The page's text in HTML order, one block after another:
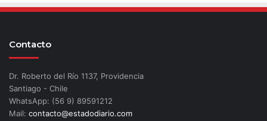
Contacto
Dr. Roberto del Río 1137, Providencia
Santiago - Chile
WhatsApp: (56 9) 89591212
Mail: contacto@estadodiario.com